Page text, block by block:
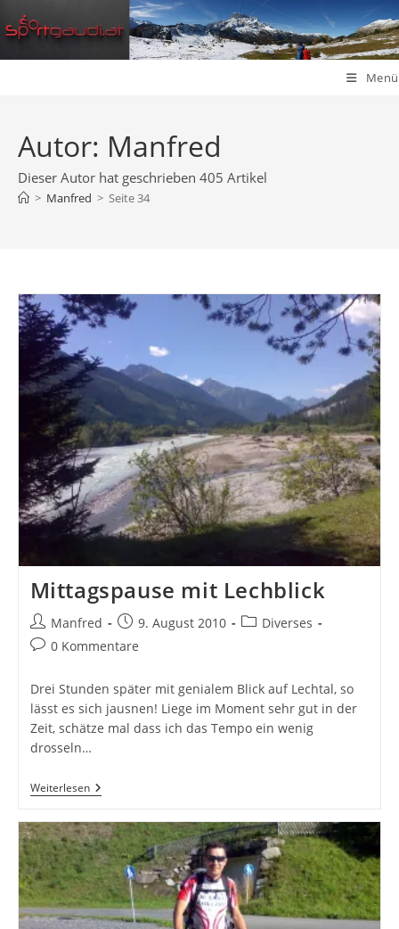
Zum
Inhalt
Menü
Autor: Manfred
Dieser Autor hat geschrieben 405 Artikel
> Manfred > Seite 34
Mittagspause mit Lechblick
Beitrags-
Autor:
Manfred
Beitrag
veröffentlicht:
9. August 2010
Beitrags-
Diverses
Beitrags-
0 Kommentare
Drei Stunden später mit genialem Blick auf Lechtal, so
lässt es sich jausnen! Liege im Moment sehr gut in der
Zeit, schätze mal dass ich das Tempo ein wenig
drosseln…
WeiterlesenMittagspause
Mit